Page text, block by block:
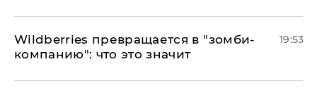
Wildberries превращается в "зомби-
компанию": что это значит
19:53